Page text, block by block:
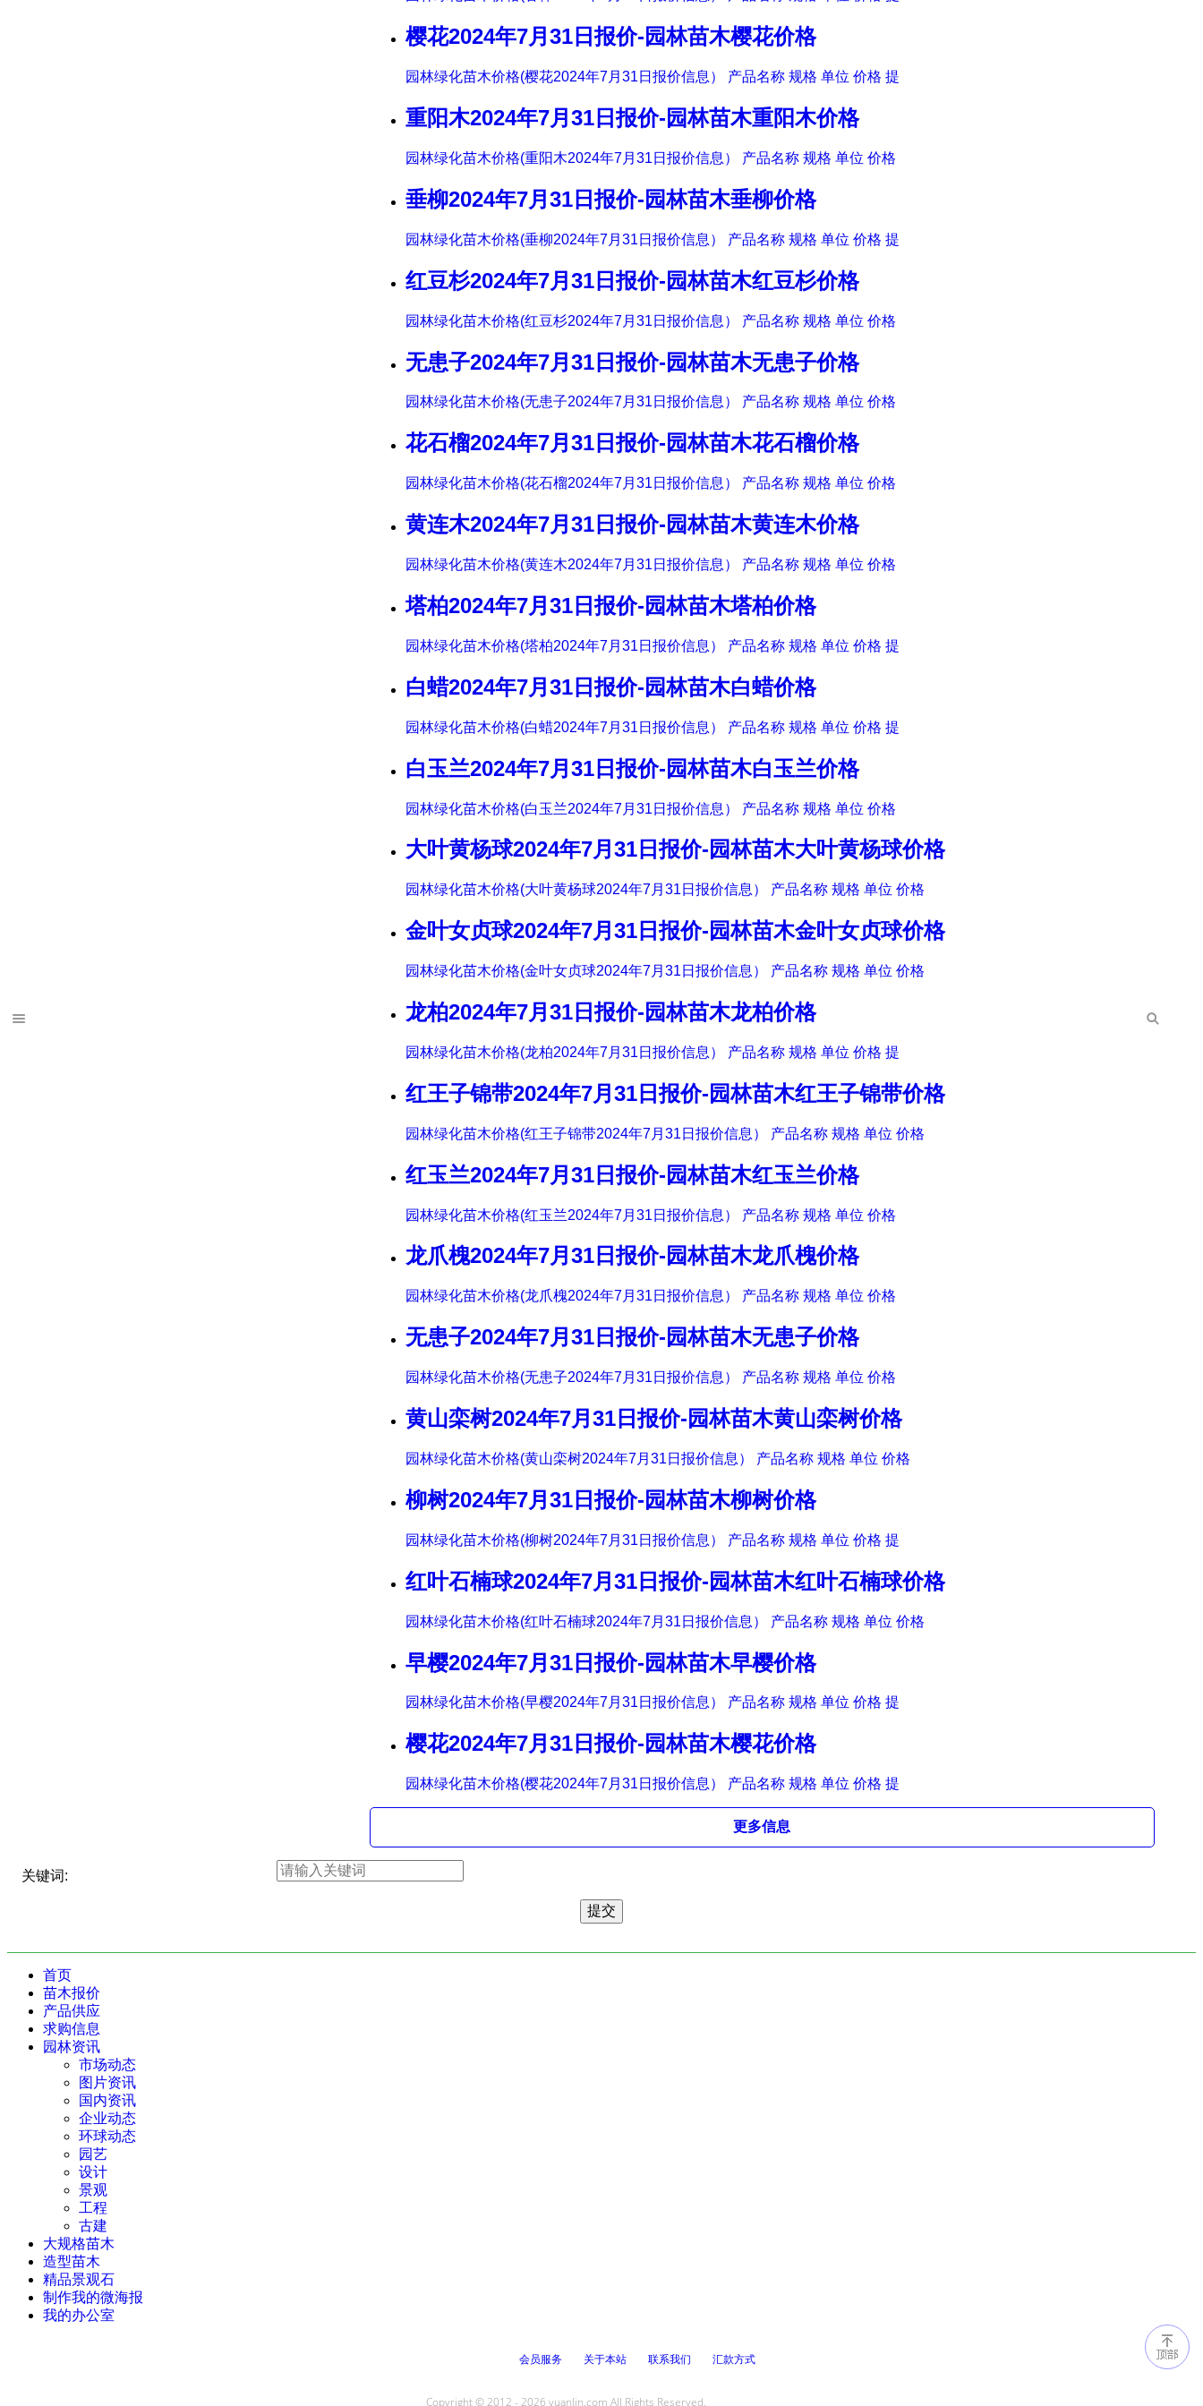
樱花2024年7月31日报价-园林苗木樱花价格
园林绿化苗木价格(樱花2024年7月31日报价信息） 产品名称 规格 单位 价格 提
重阳木2024年7月31日报价-园林苗木重阳木价格
园林绿化苗木价格(重阳木2024年7月31日报价信息） 产品名称 规格 单位 价格
垂柳2024年7月31日报价-园林苗木垂柳价格
园林绿化苗木价格(垂柳2024年7月31日报价信息） 产品名称 规格 单位 价格 提
红豆杉2024年7月31日报价-园林苗木红豆杉价格
园林绿化苗木价格(红豆杉2024年7月31日报价信息） 产品名称 规格 单位 价格
无患子2024年7月31日报价-园林苗木无患子价格
园林绿化苗木价格(无患子2024年7月31日报价信息） 产品名称 规格 单位 价格
花石榴2024年7月31日报价-园林苗木花石榴价格
园林绿化苗木价格(花石榴2024年7月31日报价信息） 产品名称 规格 单位 价格
黄连木2024年7月31日报价-园林苗木黄连木价格
园林绿化苗木价格(黄连木2024年7月31日报价信息） 产品名称 规格 单位 价格
塔柏2024年7月31日报价-园林苗木塔柏价格
园林绿化苗木价格(塔柏2024年7月31日报价信息） 产品名称 规格 单位 价格 提
白蜡2024年7月31日报价-园林苗木白蜡价格
园林绿化苗木价格(白蜡2024年7月31日报价信息） 产品名称 规格 单位 价格 提
白玉兰2024年7月31日报价-园林苗木白玉兰价格
园林绿化苗木价格(白玉兰2024年7月31日报价信息） 产品名称 规格 单位 价格
大叶黄杨球2024年7月31日报价-园林苗木大叶黄杨球价格
园林绿化苗木价格(大叶黄杨球2024年7月31日报价信息） 产品名称 规格 单位 价格
金叶女贞球2024年7月31日报价-园林苗木金叶女贞球价格
园林绿化苗木价格(金叶女贞球2024年7月31日报价信息） 产品名称 规格 单位 价格
龙柏2024年7月31日报价-园林苗木龙柏价格
园林绿化苗木价格(龙柏2024年7月31日报价信息） 产品名称 规格 单位 价格 提
红王子锦带2024年7月31日报价-园林苗木红王子锦带价格
园林绿化苗木价格(红王子锦带2024年7月31日报价信息） 产品名称 规格 单位 价格
红玉兰2024年7月31日报价-园林苗木红玉兰价格
园林绿化苗木价格(红玉兰2024年7月31日报价信息） 产品名称 规格 单位 价格
龙爪槐2024年7月31日报价-园林苗木龙爪槐价格
园林绿化苗木价格(龙爪槐2024年7月31日报价信息） 产品名称 规格 单位 价格
无患子2024年7月31日报价-园林苗木无患子价格
园林绿化苗木价格(无患子2024年7月31日报价信息） 产品名称 规格 单位 价格
黄山栾树2024年7月31日报价-园林苗木黄山栾树价格
园林绿化苗木价格(黄山栾树2024年7月31日报价信息） 产品名称 规格 单位 价格
柳树2024年7月31日报价-园林苗木柳树价格
园林绿化苗木价格(柳树2024年7月31日报价信息） 产品名称 规格 单位 价格 提
红叶石楠球2024年7月31日报价-园林苗木红叶石楠球价格
园林绿化苗木价格(红叶石楠球2024年7月31日报价信息） 产品名称 规格 单位 价格
早樱2024年7月31日报价-园林苗木早樱价格
园林绿化苗木价格(早樱2024年7月31日报价信息） 产品名称 规格 单位 价格 提
樱花2024年7月31日报价-园林苗木樱花价格
园林绿化苗木价格(樱花2024年7月31日报价信息） 产品名称 规格 单位 价格 提
更多信息
关键词:
首页
苗木报价
产品供应
求购信息
园林资讯
市场动态
图片资讯
国内资讯
企业动态
环球动态
园艺
设计
景观
工程
古建
大规格苗木
造型苗木
精品景观石
制作我的微海报
我的办公室
会员服务 关于本站 联系我们 汇款方式
Copyright © 2012 - 2026 yuanlin.com All Rights Reserved.